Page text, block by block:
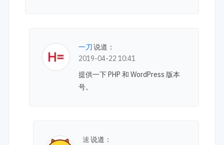
一刀说道：
2019-04-22 10:41
提供一下 PHP 和 WordPress 版本
号。
速说道：